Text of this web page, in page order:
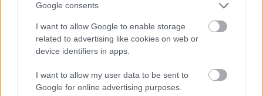
Google consents
I want to allow Google to enable storage
related to advertising like cookies on web or
device identifiers in apps.
I want to allow my user data to be sent to
Google for online advertising purposes.